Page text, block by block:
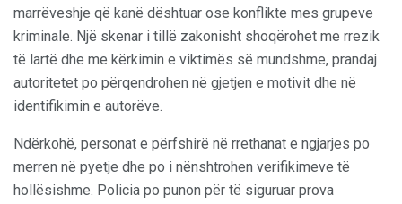
marrëveshje që kanë dështuar ose konflikte mes grupeve
kriminale. Një skenar i tillë zakonisht shoqërohet me rrezik
të lartë dhe me kërkimin e viktimës së mundshme, prandaj
autoritetet po përqendrohen në gjetjen e motivit dhe në
identifikimin e autorëve.
Ndërkohë, personat e përfshirë në rrethanat e ngjarjes po
merren në pyetje dhe po i nënshtrohen verifikimeve të
hollësishme. Policia po punon për të siguruar prova